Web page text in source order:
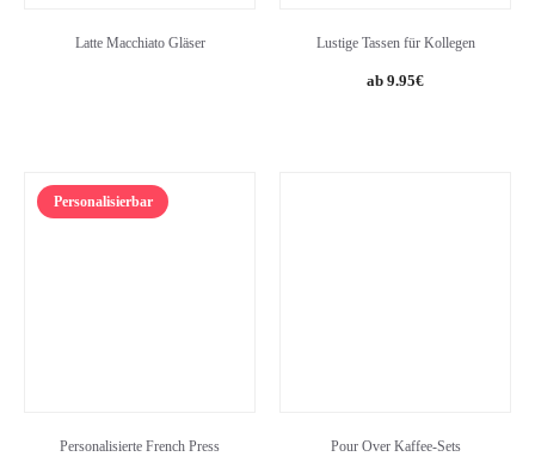
Latte Macchiato Gläser Lustige Tassen für Kollegen
9.95€
Personalisierbar
Personalisierte French Press Pour Over Kaffee-Sets